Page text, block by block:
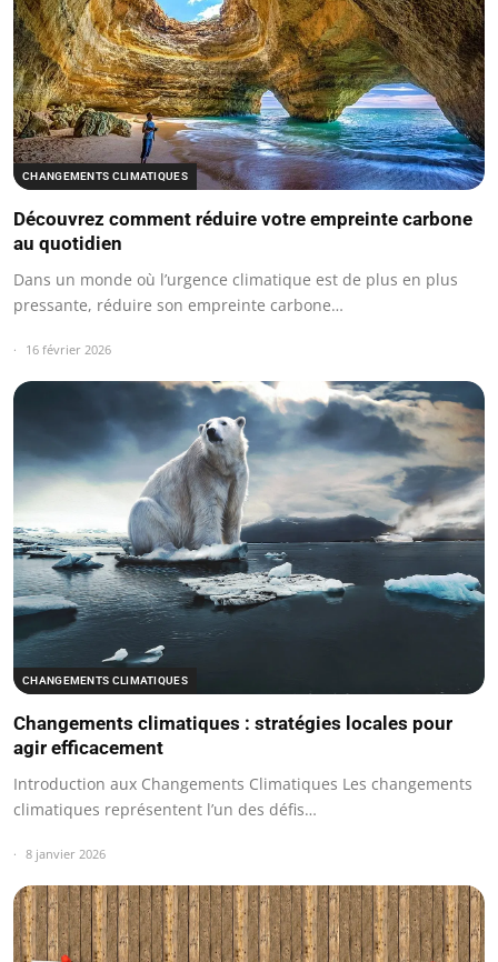
CHANGEMENTS CLIMATIQUES
Découvrez comment réduire votre empreinte carbone
au quotidien
Dans un monde où l’urgence climatique est de plus en plus
pressante, réduire son empreinte carbone…
16 février 2026
CHANGEMENTS CLIMATIQUES
Changements climatiques : stratégies locales pour
agir efficacement
Introduction aux Changements Climatiques Les changements
climatiques représentent l’un des défis…
8 janvier 2026